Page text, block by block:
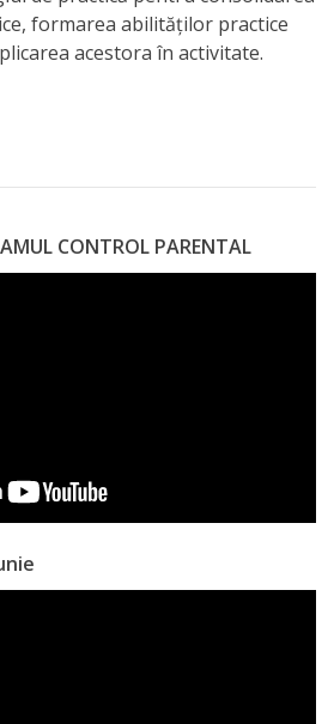
formarea abilităților practice
acestora în activitate.
CONTROL PARENTAL